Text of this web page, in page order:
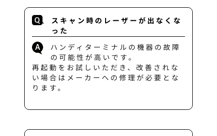
スキャン時のレーザーが出なくな
った
ハンディターミナルの機器の故障
の可能性が高いです。
再起動をお試しいただき、改善されな
い場合はメーカーへの修理が必要とな
ります。